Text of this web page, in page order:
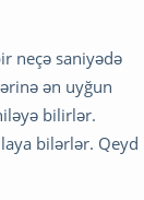
neçə saniyədə
ən uyğun
bilirlər.
bilərlər. Qeyd